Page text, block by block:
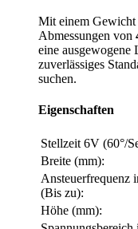
Mit einem Gewicht
Abmessungen von
eine ausgewogene
zuverlässiges
suchen.
Eigenschaften
Stellzeit 6V (60°/
Breite (mm):
Ansteuerfrequenz
(Bis zu):
Höhe (mm):